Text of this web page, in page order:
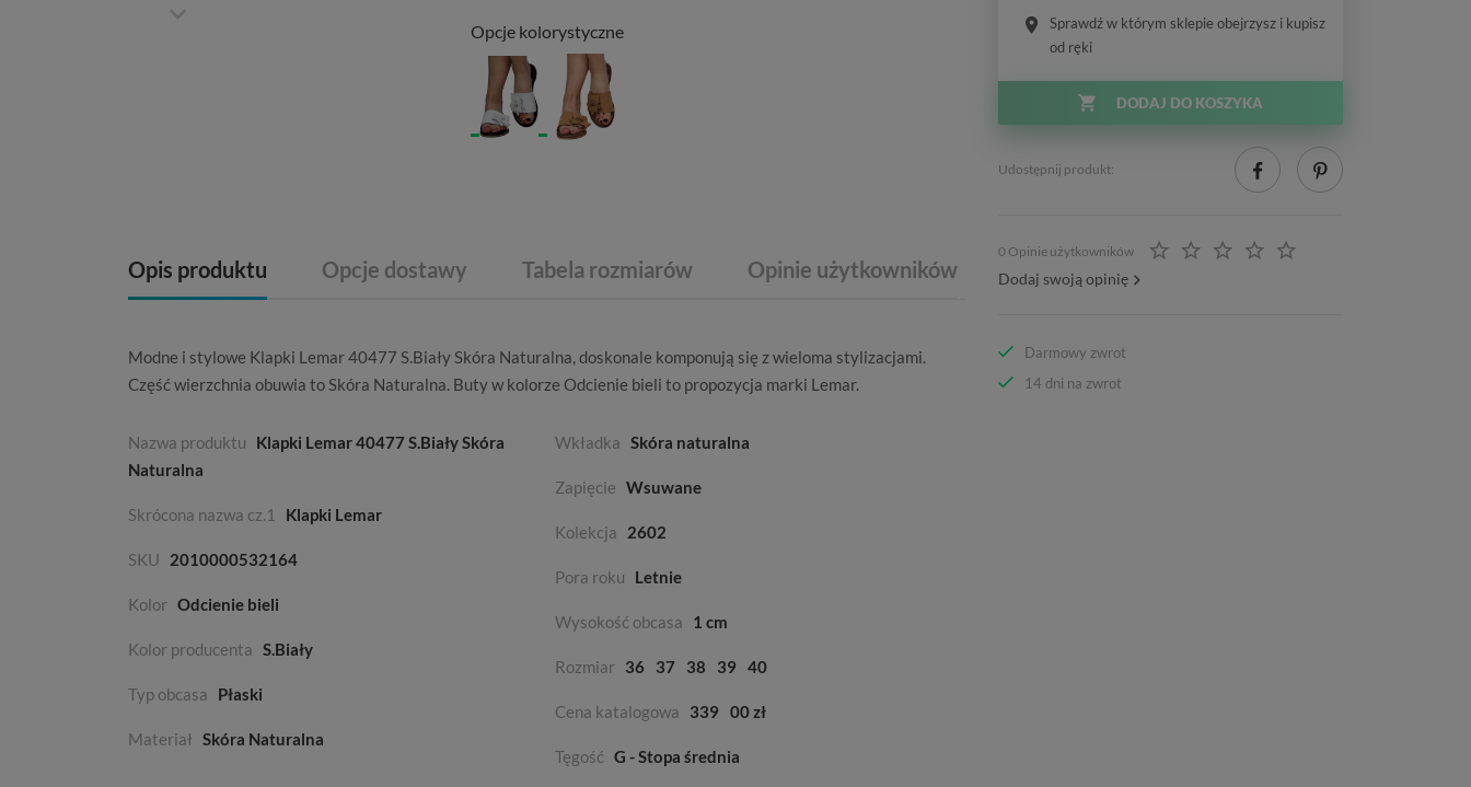
Opcje kolorystyczne
Opis produktu Opcje dostawy Tabela rozmiarów Opinie użytkowników
Modne i stylowe Klapki Lemar 40477 S.Biały Skóra Naturalna, doskonale komponują się z wieloma stylizacjami.
Część wierzchnia obuwia toSkóra Naturalna. Buty w kolorze Odcienie bieli to propozycja marki Lemar.
Nazwa produktu
Klapki Lemar 40477 S.Biały Skóra
Naturalna
Skrócona nazwa cz.1 Klapki Lemar
SKU 2010000532164
Kolor Odcienie bieli
Kolor producenta S.Biały
Typ obcasa Płaski
Materiał Skóra Naturalna
Wkładka Skóra naturalna
Zapięcie Wsuwane
Kolekcja 2602
Pora roku Letnie
Wysokość obcasa 1 cm
Rozmiar 36 37 38 39 40
Cena katalogowa 339 00 zł
Tęgość G - Stopa średnia
Sprawdź w którym sklepie obejrzysz i kupisz
od ręki
DODAJ DO KOSZYKA
Udostępnij produkt:
0 Opinie użytkowników
Dodaj swoją opinię
Darmowy zwrot
14 dni na zwrot